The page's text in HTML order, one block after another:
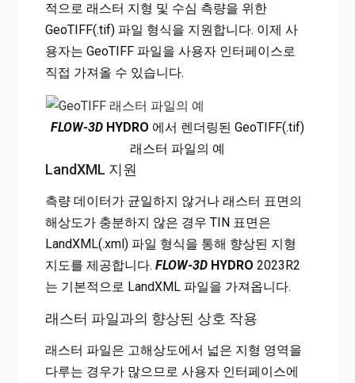
적으로 래스터 지형 및 수심 측량을 위한
GeoTIFF(.tif) 파일 형식을 지원합니다. 이제 사
용자는 GeoTIFF 파일을 사용자 인터페이스로
직접 가져올 수 있습니다.
FLOW-3DHYDRO 에서 렌더링된 GeoTIFF(.tif)
래스터 파일의 예
LandXML 지원
측량 데이터가 균일하지 않거나 래스터 표면의
해상도가 충분하지 않은 경우 TIN 표면은
LandXML(.xml) 파일 형식을 통해 향상된 지형
지도를 제공합니다. FLOW-3DHYDRO 2023R2
는 기본적으로 LandXML 파일을 가져옵니다.
래스터 파일과의 향상된 상호 작용
래스터 파일은 고해상도에서 넓은 지형 영역을
다루는 경우가 많으므로 사용자 인터페이스에